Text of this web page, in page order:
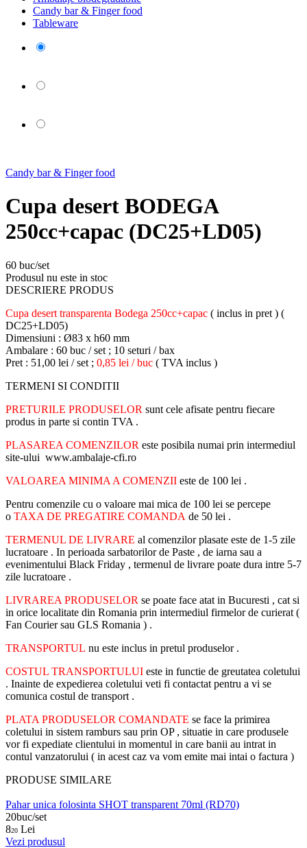
Candy bar & Finger food
Tableware
Candy bar & Finger food
Cupa desert BODEGA
250cc+capac (DC25+LD05)
60 buc/set
Produsul nu este in stoc
DESCRIERE PRODUS
Cupa desert transparenta Bodega 250cc+capac ( inclus in pret ) (
DC25+LD05)
Dimensiuni : Ø83 x h60 mm
Ambalare : 60 buc / set ; 10 seturi / bax
Pret : 51,00 lei / set ; 0,85 lei / buc ( TVA inclus )
TERMENI SI CONDITII
PRETURILE PRODUSELOR sunt cele afisate pentru fiecare
produs in parte si contin TVA .
PLASAREA COMENZILOR este posibila numai prin intermediul
site-ului www.ambalaje-cfi.ro
VALOAREA MINIMA A COMENZII este de 100 lei .
Pentru comenzile cu o valoare mai mica de 100 lei se percepe
o TAXA DE PREGATIRE COMANDA de 50 lei .
TERMENUL DE LIVRARE al comenzilor plasate este de 1-5 zile
lucratoare . In perioada sarbatorilor de Paste , de iarna sau a
evenimentului Black Friday , termenul de livrare poate dura intre 5-7
zile lucratoare .
LIVRAREA PRODUSELOR se poate face atat in Bucuresti , cat si
in orice localitate din Romania prin intermediul firmelor de curierat (
Fan Courier sau GLS Romania ) .
TRANSPORTUL nu este inclus in pretul produselor .
COSTUL TRANSPORTULUI este in functie de greutatea coletului
. Inainte de expedierea coletului veti fi contactat pentru a vi se
comunica costul de transport .
PLATA PRODUSELOR COMANDATE se face la primirea
coletului in sistem ramburs sau prin OP , situatie in care produsele
vor fi expediate clientului in momentul in care banii au intrat in
contul vanzatorului ( in acest caz va vom emite mai intai o factura )
PRODUSE SIMILARE
Pahar unica folosinta SHOT transparent 70ml (RD70)
20buc/set
820 Lei
Vezi produsul